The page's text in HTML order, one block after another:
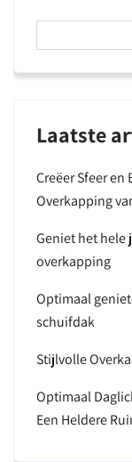
Laatste
Creëer Sfeer
Overkapping
Geniet het hele
overkapping
Optimaal
schuifdak
Stijlvolle
Optimaal
Een Heldere